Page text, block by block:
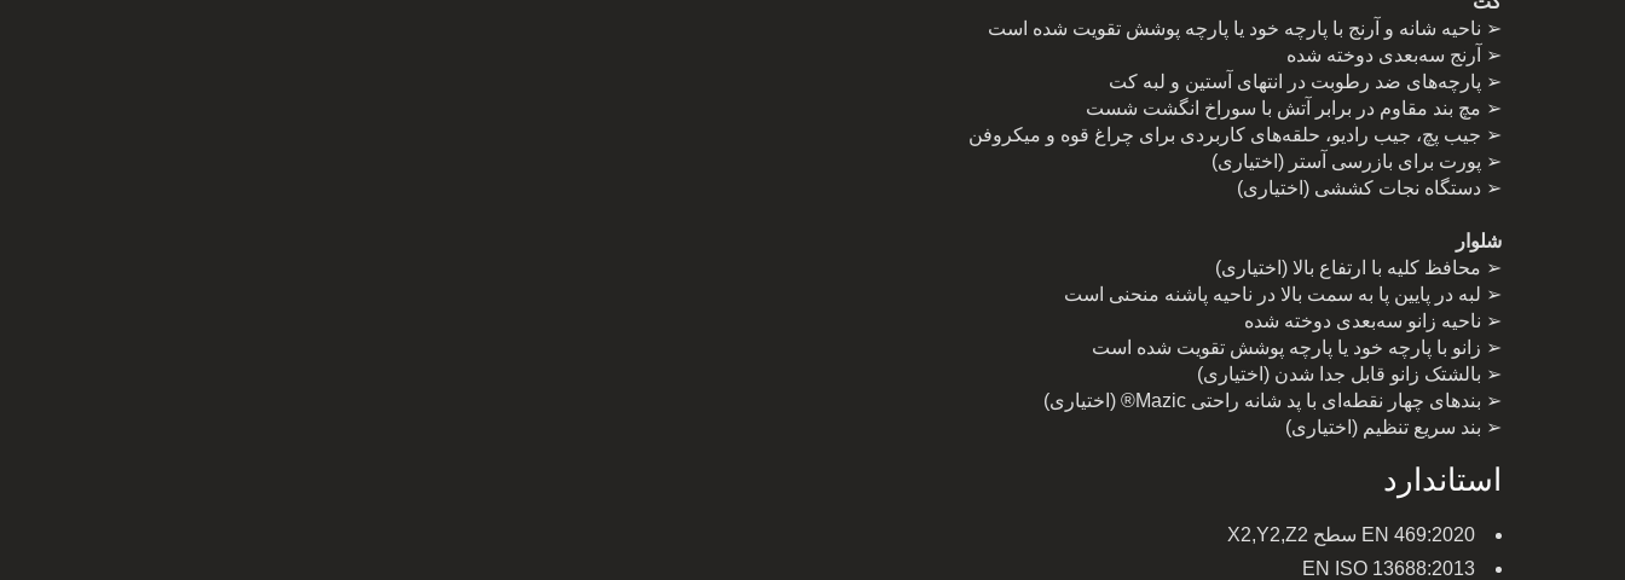
➢ ناحیه شانه و آرنج با پارچه خود یا پارچه پوشش تقویت شده است
➢ آرنج سه‌بعدی دوخته شده
➢ پارچه‌های ضد رطوبت در انتهای آستین و لبه کت
➢ مچ بند مقاوم در برابر آتش با سوراخ انگشت شست
➢ جیب پچ، جیب رادیو، حلقه‌های کاربردی برای چراغ قوه و میکروفن
➢ پورت برای بازرسی آستر (اختیاری)
➢ دستگاه نجات کششی (اختیاری)
شلوار
➢ محافظ کلیه با ارتفاع بالا (اختیاری)
➢ لبه در پایین پا به سمت بالا در ناحیه پاشنه منحنی است
➢ ناحیه زانو سه‌بعدی دوخته شده
➢ زانو با پارچه خود یا پارچه پوشش تقویت شده است
➢ بالشتک زانو قابل جدا شدن (اختیاری)
➢ بندهای چهار نقطه‌ای با پد شانه راحتی Mazic® (اختیاری)
➢ بند سریع تنظیم (اختیاری)
استاندارد
EN 469:2020 سطح X2,Y2,Z2
EN ISO 13688:2013